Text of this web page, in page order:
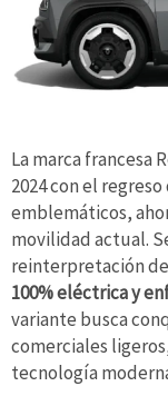
La marca francesa
2024 con el
emblemáticos,
movilidad actual.
reinterpretación
100% eléctrica y
variante busca
comerciales
tecnología